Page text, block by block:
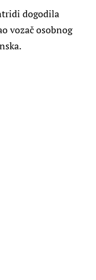
dogodila
vozač osobnog